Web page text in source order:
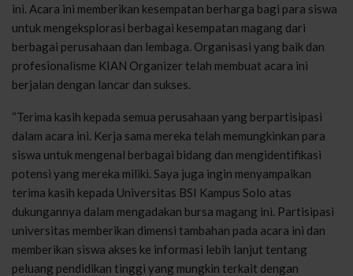
ini. Acara ini memberikan kesempatan berharga bagi para siswa
untuk mengeksplorasi berbagai kesempatan magang dari
berbagai perusahaan dan lembaga. Organisasi yang baik dan
profesionalisme KIAN Organizer telah membuat acara ini
berjalan dengan lancar dan sukses.
“Terima kasih kepada semua perusahaan yang berpartisipasi
dalam acara ini. Kerja sama mereka telah memungkinkan para
siswa untuk mengenal berbagai bidang dan mengidentifikasi
potensi yang mereka miliki. Saya juga ingin menyampaikan
terima kasih kepada Universitas BSI Kampus Solo atas
dukungannya dalam mengadakan bursa magang ini. Partisipasi
universitas memberikan dimensi tambahan pada acara ini dan
memberikan siswa akses ke informasi lebih lanjut tentang
peluang pendidikan tinggi yang mungkin terkait dengan